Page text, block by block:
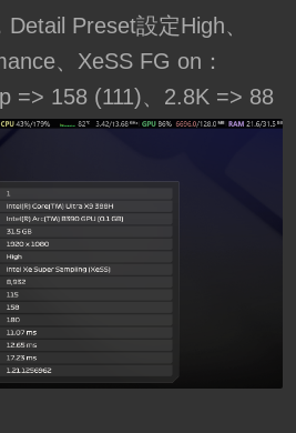
Preset設定High、
、XeSS FG on：
=> 158 (111)、2.8K => 88